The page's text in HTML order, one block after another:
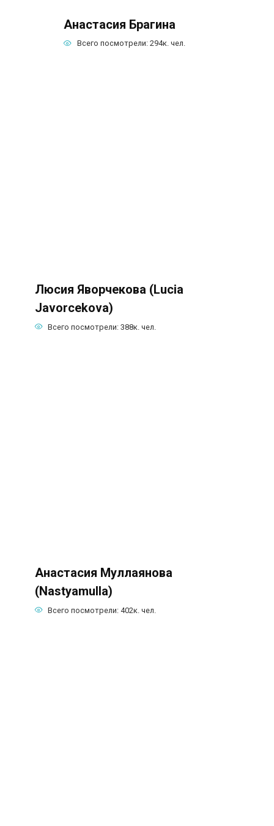
Анастасия Брагина
Всего посмотрели: 294к. чел.
Люсия Яворчекова (Lucia
Javorcekova)
Всего посмотрели: 388к. чел.
Анастасия Муллаянова
(Nastyamulla)
Всего посмотрели: 402к. чел.